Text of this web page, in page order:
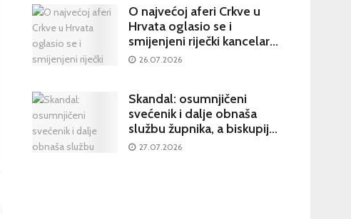
O najvećoj aferi Crkve u
Hrvata oglasio se i
smijenjeni riječki kancelar:
kultura šutnje stvara nove
26.07.2026
Skandal: osumnjičeni
svećenik i dalje obnaša
službu župnika, a biskupija
priopćila da je sve
27.07.2026